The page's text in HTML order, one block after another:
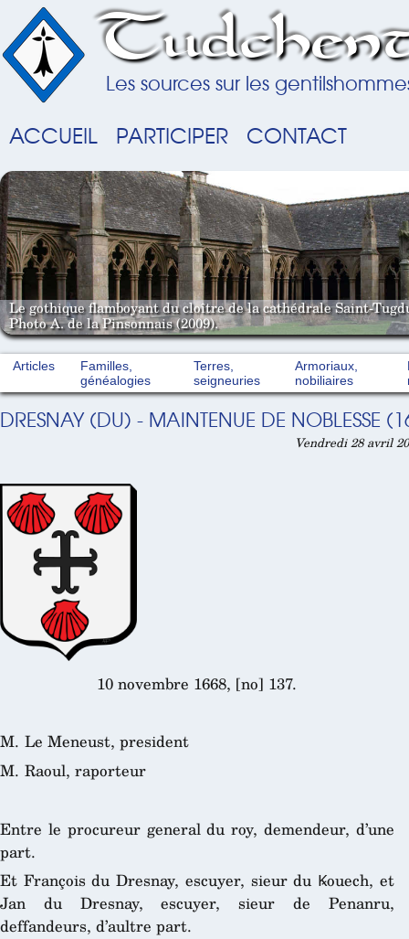
Les sources sur les
ACCUEIL PARTICIPER CONTACT
Le gothique flamboyant du cloître de la cathédrale Saint-
Photo A. de la Pinsonnais (2009).
Articles
Familles,
généalogies
Terres,
seigneuries
Armoriaux,
nobiliaires
DRESNAY (DU) - MAINTENUE DE NOBLESSE
Vendredi 28 avril
10 novembre 1668, [no] 137.
M. Le Meneust, president
M. Raoul, raporteur
Entre le procureur general du roy, demendeur, d’une
part.
Et François du Dresnay, escuyer, sieur du Ꝃouech, et
Jan du Dresnay, escuyer, sieur de Penanru,
deffandeurs, d’aultre part.